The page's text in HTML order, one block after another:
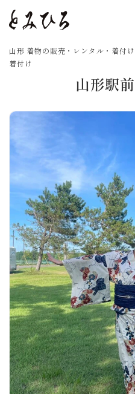
山形 着物の販売・レンタル・着付
着付け
山形駅